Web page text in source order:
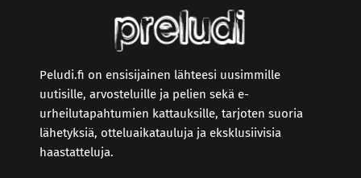
Peludi.fi on ensisijainen lähteesi uusimmille
uutisille, arvosteluille ja pelien sekä e-
urheilutapahtumien kattauksille, tarjoten suoria
lähetyksiä, otteluaikatauluja ja eksklusiivisia
haastatteluja.